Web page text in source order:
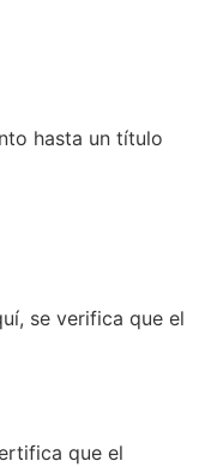
hasta un título
se verifica que el
que el